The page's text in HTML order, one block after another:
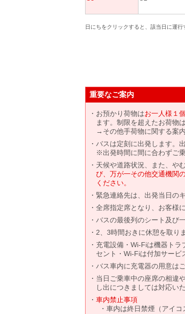
日にちをクリックすると、該当日に運行
重要なご案内
お預かり荷物はお一人様１個
ます。制限を超えたお荷物
→その他手荷物に関する案
バスは定刻に出発します。
※出発時間に間に合わずご
天候や道路状況、また、や
び、万が一その他交通機関
ください。
緊急連絡先は、出発当日の
全席指定席となり、お客様
バスの最後列のシート及び
2、3時間おきに休憩を取り
充電設備・Wi-Fiは機器ト
セント・Wi-Fiは付加サービ
バス車内に充電器の用意は
当日ご乗車中の座席の相違
し出につきましては対応い
車内禁止事項
車内は終日禁煙（アイコ